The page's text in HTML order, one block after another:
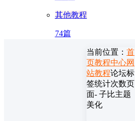
其他教程
74篇
当前位置： 首
页教程中心网
站教程论坛标
签统计次数页
面- 子比主题
美化